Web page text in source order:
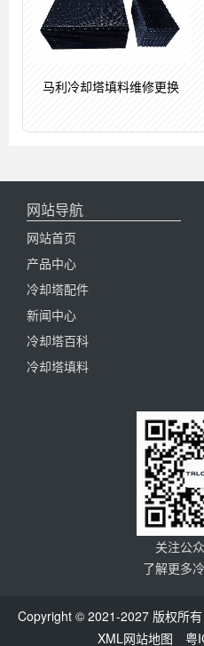
马利冷却塔填料维修更换
网站导航
网站首页
产品中心
冷却塔配件
新闻中心
冷却塔百科
冷却塔填料
关注公
了解更多
Copyright © 2021-2027 版权所
XML网站地图
粤